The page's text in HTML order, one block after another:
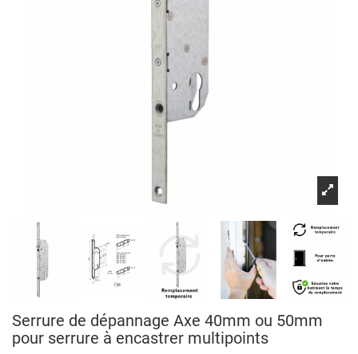
Serrure de dépannage Axe 40mm ou 50mm
pour serrure à encastrer multipoints